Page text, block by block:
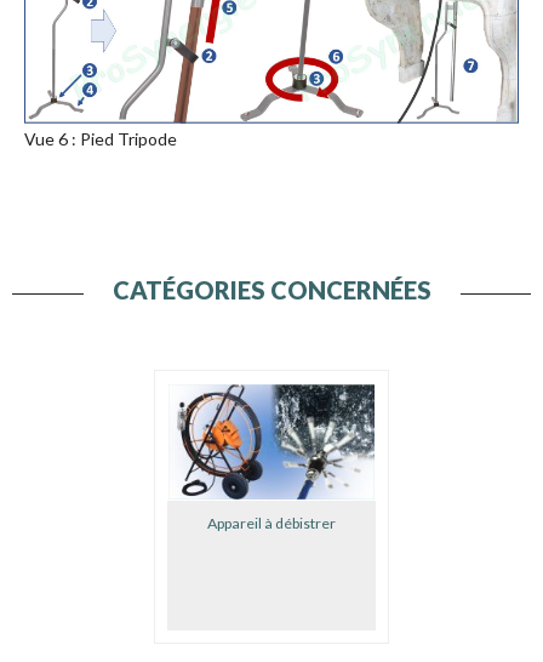
Vue 6 : Pied Tripode
CATÉGORIES CONCERNÉES
Appareil à débistrer